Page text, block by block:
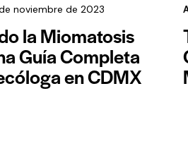
noviembre de 2023
la Miomatosis
Guía Completa
en CDMX